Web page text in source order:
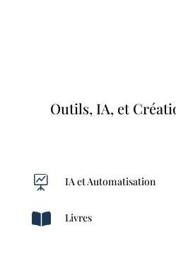
Outils, IA, et
 IA et Automatisation
 Livres